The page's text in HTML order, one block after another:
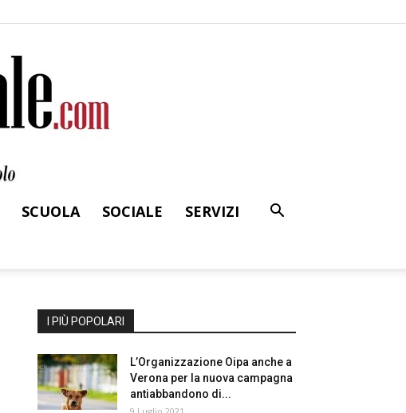
SCUOLA SOCIALE
SERVIZI
I PIÙ POPOLARI
L’Organizzazione Oipa anche a
Verona per la nuova campagna
antiabbandono di...